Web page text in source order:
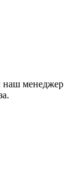
наш менеджер